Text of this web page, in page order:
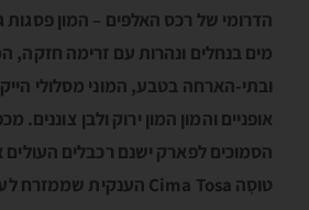
הדרומי של רכס האלפּים – המון פסגות
מים בנחלים ונהרות עם זרימה חזקה,
ובתי-הארחה בטבע, המוני מסלולי
אופניים והמון המון ירוק ולבן צוננים.
הסמוכים לפארק ישנם רכבלים
טוסָה Cima Tosa הענקית שממזרח לעמק בו הפארק